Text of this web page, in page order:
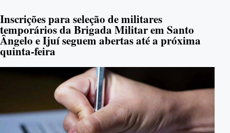
Inscrições para seleção de militares
temporários da Brigada Militar em Santo
Ângelo e Ijuí seguem abertas até a próxima
quinta-feira